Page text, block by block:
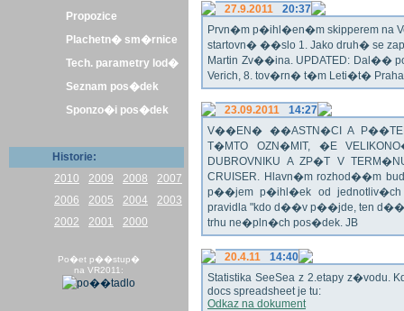
Propozice
Plachetn� sm�rnice
Tech. parametry lod�
Seznam pos�dek
Sponzo�i pos�dek
Historie:
2010
2009 2008
2007
2006
2005 2004
2003
2002
2001 2000
Po�et p��stup�
na VR2011:
27.9.2011
20:37
Prvn�m p�ihl�en�m skipperem na
startovn� ��slo 1. Jako druh� se
Martin Zv��ina. UPDATED: Dal��
Verich, 8. tov�rn� t�m Leti�t� Praha
23.09.2011
14:27
V��EN� ��ASTN�CI A
T�MTO OZN�MIT, �E
DUBROVNIKU A ZP�T V
CRUISER. Hlavn�m rozhod��m
p��jem p�ihl�ek od
pravidla "kdo d��v p��jde, ten
trhu ne�pln�ch pos�dek. JB
20.4.11
14:40
Statistika SeeSea z 2.etapy z�vodu.
docs spreadsheet je tu:
Odkaz na dokument